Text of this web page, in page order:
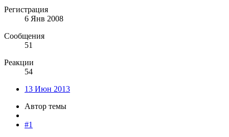
Регистрация
6 Янв 2008
Сообщения
51
Реакции
54
13 Июн 2013
Автор темы
#1